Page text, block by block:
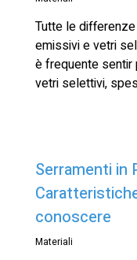
Tutte le
emissivi e vetri
è frequente sentir
vetri selettivi,
Serramenti in
conoscere
Materiali